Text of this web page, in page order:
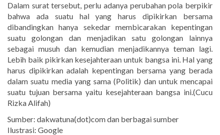
Dalam surat tersebut, perlu adanya perubahan pola berpikir
bahwa ada suatu hal yang harus dipikirkan bersama
dibandingkan hanya sekedar membicarakan kepentingan
suatu golongan dan menjadikan satu golongan lainnya
sebagai musuh dan kemudian menjadikannya teman lagi.
Lebih baik pikirkan kesejahteraan untuk bangsa ini. Hal yang
harus dipikirkan adalah kepentingan bersama yang berada
dalam suatu media yang sama (Politik) dan untuk mencapai
suatu tujuan bersama yaitu kesejahteraan bangsa ini.(Cucu
Rizka Alifah)
Sumber: dakwatuna(dot)com dan berbagai sumber
Ilustrasi: Google